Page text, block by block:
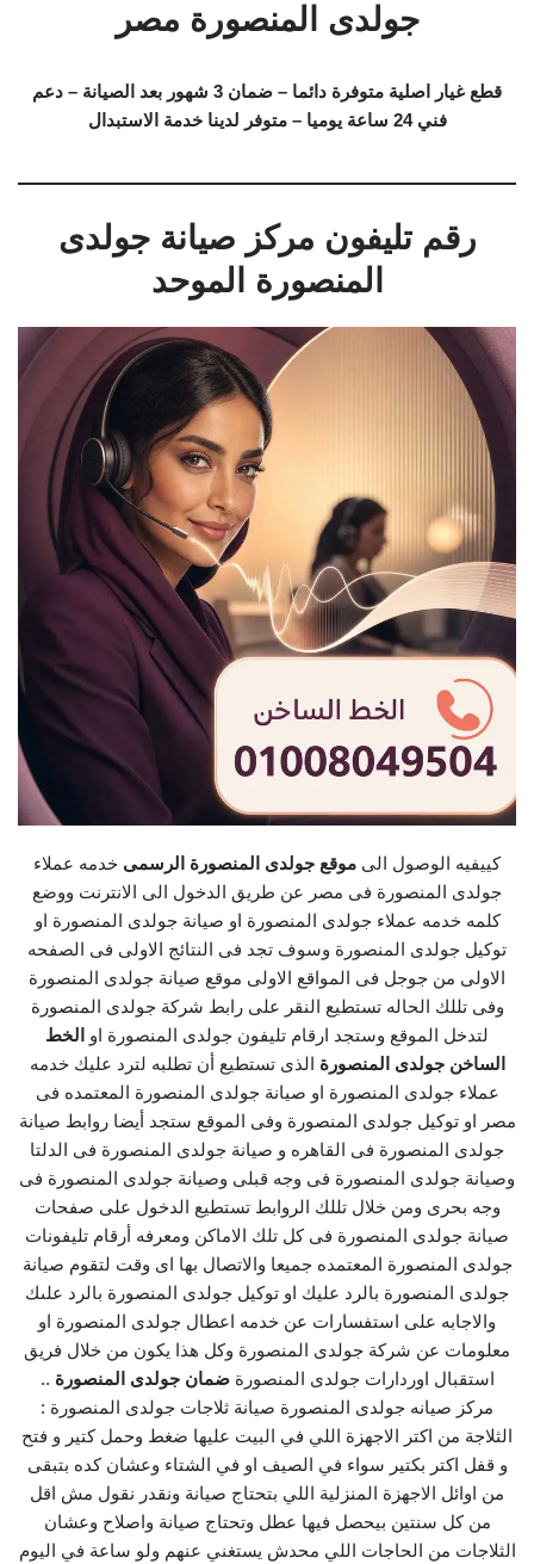
جولدى المنصورة مصر
قطع غيار اصلية متوفرة دائما – ضمان 3 شهور بعد الصيانة – دعم
فني 24 ساعة يوميا – متوفر لدينا خدمة الاستبدال
رقم تليفون مركز صيانة جولدى
المنصورة الموحد
كييفيه الوصول الى موقع جولدى المنصورة الرسمى خدمه عملاء
جولدى المنصورة فى مصر عن طريق الدخول الى الانترنت ووضع
كلمه خدمه عملاء جولدى المنصورة او صيانة جولدى المنصورة او
توكيل جولدى المنصورة وسوف تجد فى النتائج الاولى فى الصفحه
الاولى من جوجل فى المواقع الاولى موقع صيانة جولدى المنصورة
وفى تللك الحاله تستطيع النقر على رابط شركة جولدى المنصورة
لتدخل الموقع وستجد ارقام تليفون جولدى المنصورة او الخط
الساخن جولدى المنصورة الذى تستطيع أن تطلبه لترد عليك خدمه
عملاء جولدى المنصورة او صيانة جولدى المنصورة المعتمده فى
مصر او توكيل جولدى المنصورة وفى الموقع ستجد أيضا روابط صيانة
جولدى المنصورة فى القاهره و صيانة جولدى المنصورة فى الدلتا
وصيانة جولدى المنصورة فى وجه قبلى وصيانة جولدى المنصورة فى
وجه بحرى ومن خلال تللك الروابط تستطيع الدخول على صفحات
صيانة جولدى المنصورة فى كل تلك الاماكن ومعرفه أرقام تليفونات
جولدى المنصورة المعتمده جميعا والاتصال بها اى وقت لتقوم صيانة
جولدى المنصورة بالرد عليك او توكيل جولدى المنصورة بالرد علىك
والاجابه على استفسارات عن خدمه اعطال جولدى المنصورة او
معلومات عن شركة جولدى المنصورة وكل هذا يكون من خلال فريق
استقبال اوردارات جولدى المنصورةضمان جولدى المنصورة ..
مركز صيانه جولدى المنصورة صيانة ثلاجات جولدى المنصورة :
الثلاجة من اكتر الاجهزة اللي في البيت عليها ضغط وحمل كتير و فتح
و قفل اكتر بكتير سواء في الصيف او في الشتاء وعشان كده بتبقى
من اوائل الاجهزة المنزلية اللي بتحتاج صيانة ونقدر نقول مش اقل
من كل سنتين بيحصل فيها عطل وتحتاج صيانة واصلاح وعشان
الثلاجات من الحاجات اللي محدش يستغني عنهم ولو ساعة في اليوم